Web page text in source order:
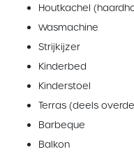
Houtkachel
Wasmachine
Strijkijzer
Kinderbed
Kinderstoel
Terras (deels
Barbeque
Balkon